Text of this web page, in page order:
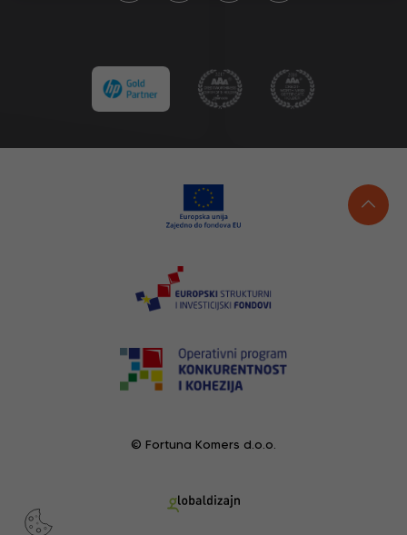
© Fortuna Komers d.o.o.